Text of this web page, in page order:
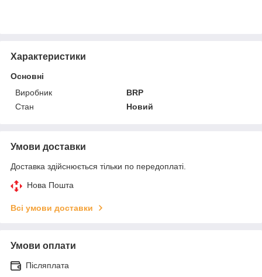
Характеристики
Основні
Виробник
BRP
Стан
Новий
Умови доставки
Доставка здійснюється тільки по передоплаті.
Нова Пошта
Всі умови доставки
Умови оплати
Післяплата